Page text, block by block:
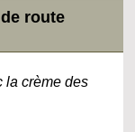
route
la crème des